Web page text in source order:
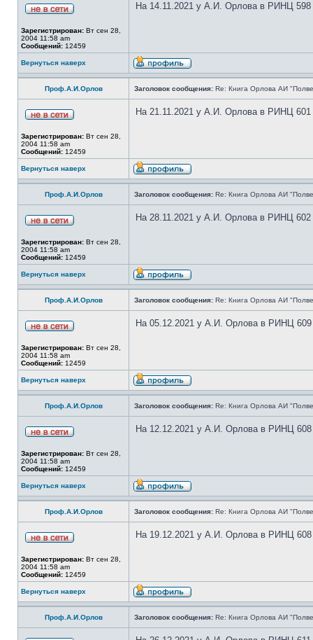
Зарегистрирован: Вт сен 28,
2004 11:58 am
Сообщений: 12459
На 14.11.2021 у А.И. Орлова в РИНЦ 598
Вернуться наверх
Проф.А.И.Орлов Заголовок сообщения: Re: Книга Орлова АИ
Зарегистрирован: Вт сен 28,
2004 11:58 am
Сообщений: 12459
На 21.11.2021 у А.И. Орлова в РИНЦ 601
Вернуться наверх
Проф.А.И.Орлов Заголовок сообщения: Re: Книга Орлова АИ
Зарегистрирован: Вт сен 28,
2004 11:58 am
Сообщений: 12459
На 28.11.2021 у А.И. Орлова в РИНЦ 602
Вернуться наверх
Проф.А.И.Орлов Заголовок сообщения: Re: Книга Орлова АИ
Зарегистрирован: Вт сен 28,
2004 11:58 am
Сообщений: 12459
На 05.12.2021 у А.И. Орлова в РИНЦ 609
Вернуться наверх
Проф.А.И.Орлов Заголовок сообщения: Re: Книга Орлова АИ
Зарегистрирован: Вт сен 28,
2004 11:58 am
Сообщений: 12459
На 12.12.2021 у А.И. Орлова в РИНЦ 608
Вернуться наверх
Проф.А.И.Орлов Заголовок сообщения: Re: Книга Орлова АИ
Зарегистрирован: Вт сен 28,
2004 11:58 am
Сообщений: 12459
На 19.12.2021 у А.И. Орлова в РИНЦ 608
Вернуться наверх
Проф.А.И.Орлов Заголовок сообщения: Re: Книга Орлова АИ